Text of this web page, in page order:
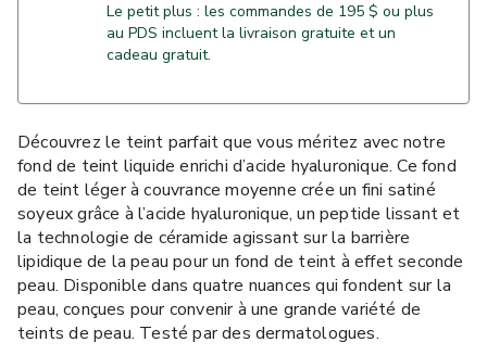
Le petit plus : les commandes de 195 $ ou plus
au PDS incluent la livraison gratuite et un
cadeau gratuit.
Découvrez le teint parfait que vous méritez avec notre
fond de teint liquide enrichi d’acide hyaluronique. Ce fond
de teint léger à couvrance moyenne crée un fini satiné
soyeux grâce à l’acide hyaluronique, un peptide lissant et
la technologie de céramide agissant sur la barrière
lipidique de la peau pour un fond de teint à effet seconde
peau. Disponible dans quatre nuances qui fondent sur la
peau, conçues pour convenir à une grande variété de
teints de peau. Testé par des dermatologues.